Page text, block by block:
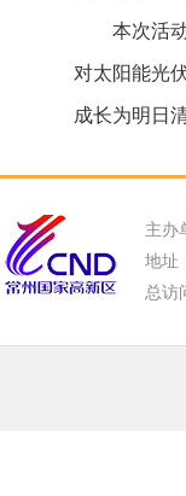
本次活
对太阳能光
成长为明日
主办
地址
总访